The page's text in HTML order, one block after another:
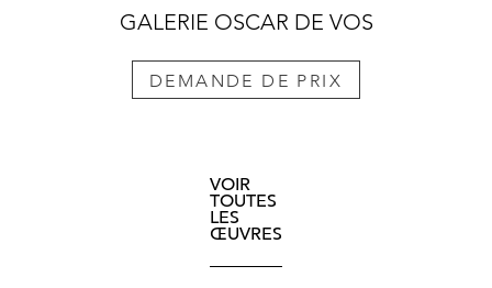
GALERIE OSCAR DE VOS
DEMANDE DE PRIX
VOIR
TOUTES
LES
ŒUVRES